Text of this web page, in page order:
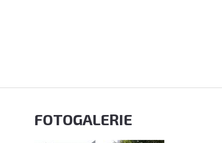
FOTOGALERIE